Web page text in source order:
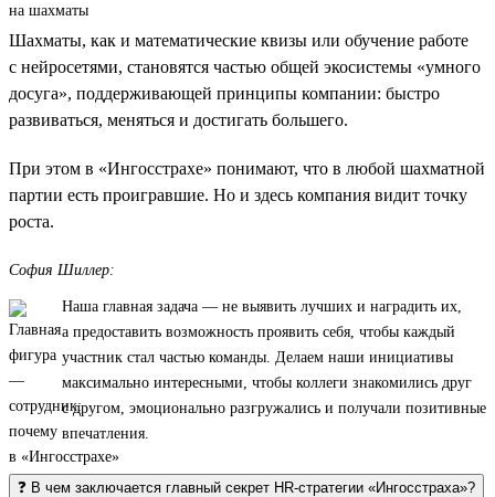
Шахматы, как и математические квизы или обучение работе
с нейросетями, становятся частью общей экосистемы «умного
досуга», поддерживающей принципы компании: быстро
развиваться, меняться и достигать большего.
При этом в «Ингосстрахе» понимают, что в любой шахматной
партии есть проигравшие. Но и здесь компания видит точку
роста.
София Шиллер:
Наша главная задача — не выявить лучших и наградить их,
а предоставить возможность проявить себя, чтобы каждый
участник стал частью команды. Делаем наши инициативы
максимально интересными, чтобы коллеги знакомились друг
с другом, эмоционально разгружались и получали позитивные
впечатления.
❓ В чем заключается главный секрет HR-стратегии «Ингосстраха»?